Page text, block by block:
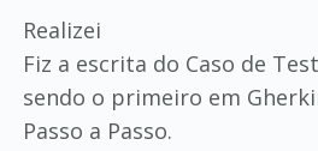
Realizei
Fiz a escrita do Caso de
sendo o primeiro em
Passo a Passo.